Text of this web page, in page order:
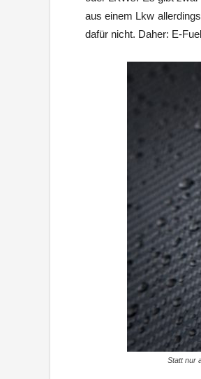
aus einem Lkw
dafür nicht. Daher: E-
Statt nur